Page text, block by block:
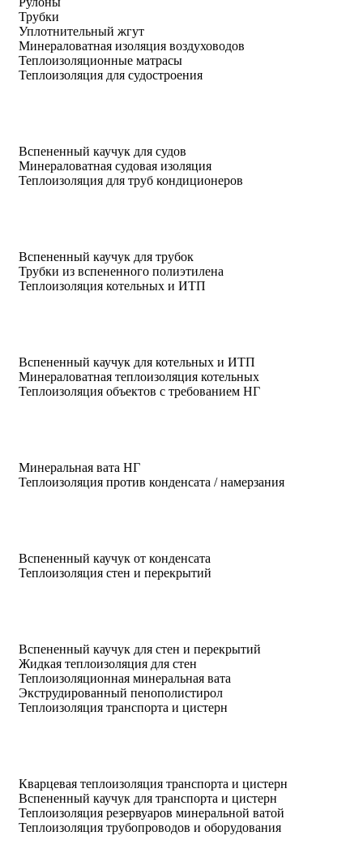
Трубки
Уплотнительный жгут
Минераловатная изоляция воздуховодов
Теплоизоляционные матрасы
Теплоизоляция для судостроения
Вспененный каучук для судов
Минераловатная судовая изоляция
Теплоизоляция для труб кондиционеров
Вспененный каучук для трубок
Трубки из вспененного полиэтилена
Теплоизоляция котельных и ИТП
Вспененный каучук для котельных и ИТП
Минераловатная теплоизоляция котельных
Теплоизоляция объектов с требованием НГ
Минеральная вата НГ
Теплоизоляция против конденсата / намерзания
Вспененный каучук от конденсата
Теплоизоляция стен и перекрытий
Вспененный каучук для стен и перекрытий
Жидкая теплоизоляция для стен
Теплоизоляционная минеральная вата
Экструдированный пенополистирол
Теплоизоляция транспорта и цистерн
Кварцевая теплоизоляция транспорта и цистерн
Вспененный каучук для транспорта и цистерн
Теплоизоляция резервуаров минеральной ватой
Теплоизоляция трубопроводов и оборудования